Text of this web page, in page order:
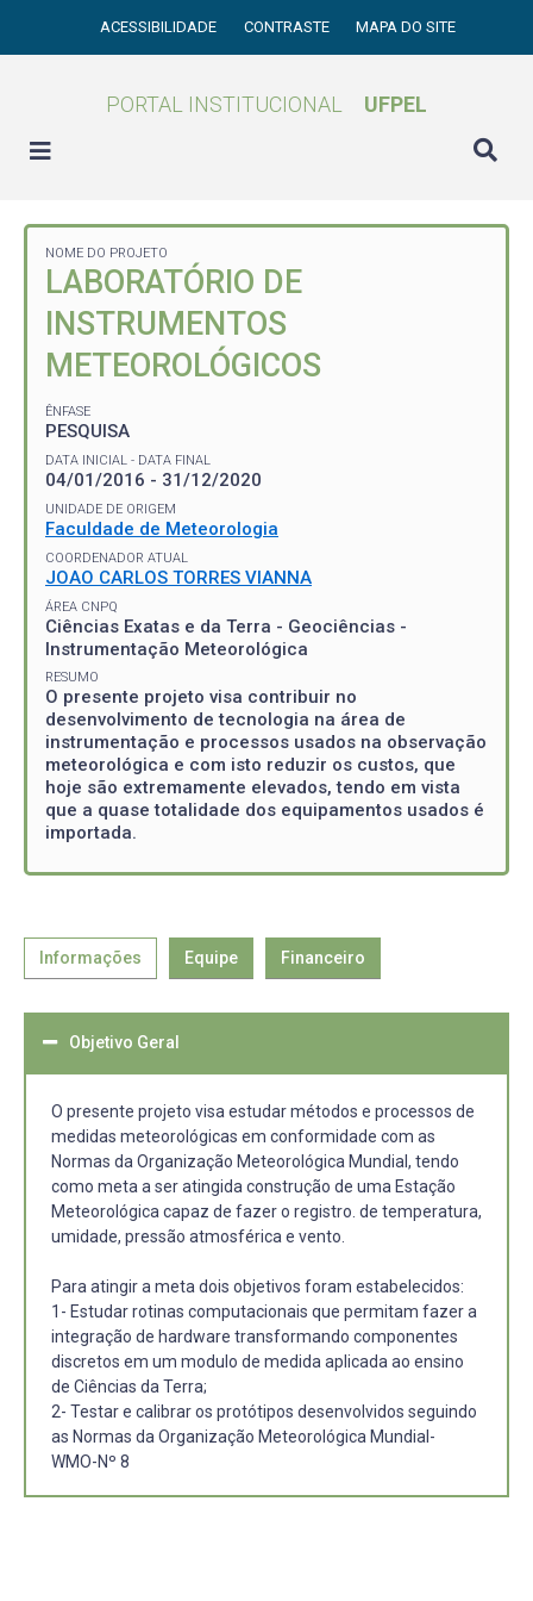
ACESSIBILIDADE CONTRASTE MAPA DO SITE
PORTAL INSTITUCIONAL UFPEL
NOME DO PROJETO
LABORATÓRIO DE
INSTRUMENTOS
METEOROLÓGICOS
ÊNFASE
PESQUISA
DATA INICIAL - DATA FINAL
04/01/2016 - 31/12/2020
UNIDADE DE ORIGEM
Faculdade de Meteorologia
COORDENADOR ATUAL
JOAO CARLOS TORRES VIANNA
ÁREA CNPQ
Ciências Exatas e da Terra - Geociências -
Instrumentação Meteorológica
RESUMO
O presente projeto visa contribuir no
desenvolvimento de tecnologia na área de
instrumentação e processos usados na observação
meteorológica e com isto reduzir os custos, que
hoje são extremamente elevados, tendo em vista
que a quase totalidade dos equipamentos usados é
importada.
Informações Equipe Financeiro
Objetivo Geral
O presente projeto visa estudar métodos e processos de
medidas meteorológicas em conformidade com as
Normas da Organização Meteorológica Mundial, tendo
como meta a ser atingida construção de uma Estação
Meteorológica capaz de fazer o registro. de temperatura,
umidade, pressão atmosférica e vento.
Para atingir a meta dois objetivos foram estabelecidos:
1- Estudar rotinas computacionais que permitam fazer a
integração de hardware transformando componentes
discretos em um modulo de medida aplicada ao ensino
de Ciências da Terra;
2- Testar e calibrar os protótipos desenvolvidos seguindo
as Normas da Organização Meteorológica Mundial-
WMO-Nº 8